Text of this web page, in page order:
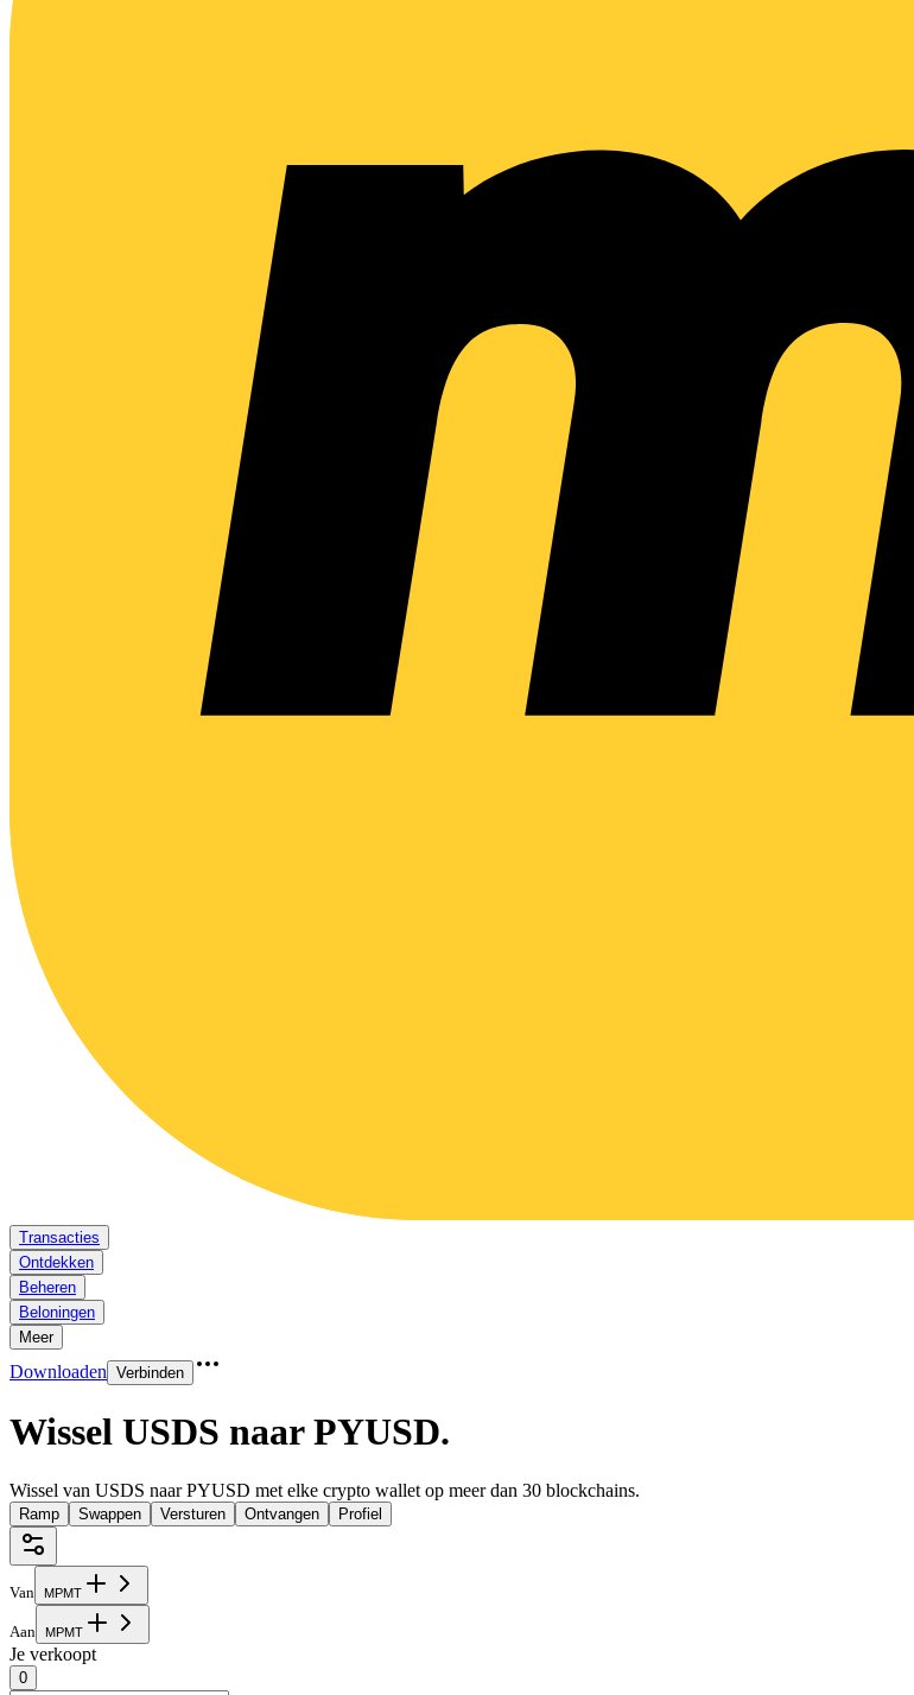
Transacties
Ontdekken
Beheren
Beloningen
Meer
Downloaden Verbinden
Wissel USDS naar PYUSD.
Wissel van USDS naar PYUSD met elke crypto wallet op meer dan 30 blockchains.
Ramp Swappen Versturen Ontvangen Profiel
Van MPMT
Aan MPMT
Je verkoopt
0